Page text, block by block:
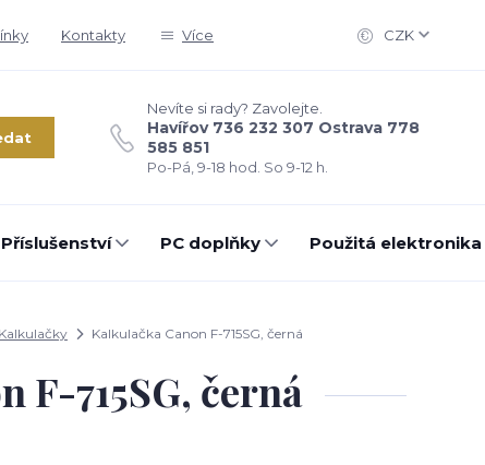
Kontakty Více CZK
Nevíte si rady? Zavolejte.
Havířov 736 232 307 Ostrava 778
585 851
Po-Pá, 9-18 hod. So 9-12 h.
Příslušenství PC doplňky Použitá elektronika
Kalkulačky Kalkulačka Canon F-715SG, černá
F-715SG, černá